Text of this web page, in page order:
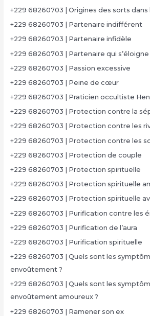
+229 68260703 | Origines des sorts
+229 68260703 | Partenaire indifférent
+229 68260703 | Partenaire infidèle
+229 68260703 | Partenaire qui s’éloigne
+229 68260703 | Passion excessive
+229 68260703 | Peine de cœur
+229 68260703 | Praticien occultiste
+229 68260703 | Protection contre la
+229 68260703 | Protection contre les
+229 68260703 | Protection contre les
+229 68260703 | Protection de couple
+229 68260703 | Protection spirituelle
+229 68260703 | Protection spirituelle
+229 68260703 | Protection spirituelle
+229 68260703 | Purification contre les
+229 68260703 | Purification de l’aura
+229 68260703 | Purification spirituelle
+229 68260703 | Quels sont les
envoûtement ?
+229 68260703 | Quels sont les
envoûtement amoureux ?
+229 68260703 | Ramener son ex